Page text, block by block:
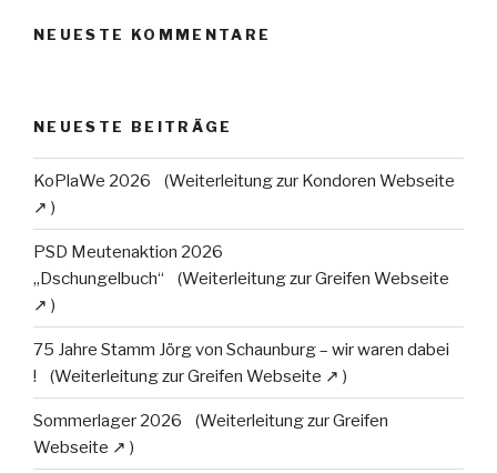
NEUESTE KOMMENTARE
NEUESTE BEITRÄGE
KoPlaWe 2026
PSD Meutenaktion 2026
„Dschungelbuch“
75 Jahre Stamm Jörg von Schaunburg – wir waren dabei
!
Sommerlager 2026